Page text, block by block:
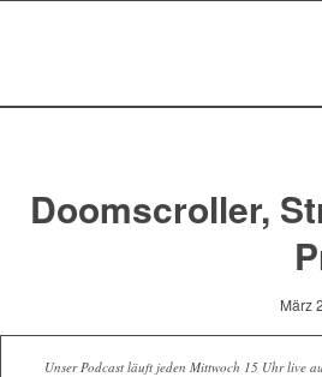
Doomscroller,
März
Unser Podcast läuft jeden Mittwoch 15 Uhr live